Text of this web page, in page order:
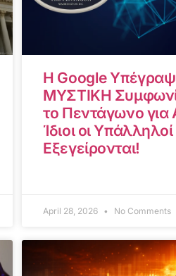
Η Google
ΜΥΣΤΙΚΗ
το Πεντάγωνο για
Ίδιοι οι
Εξεγείρονται!
April 28, 2026 No Comments